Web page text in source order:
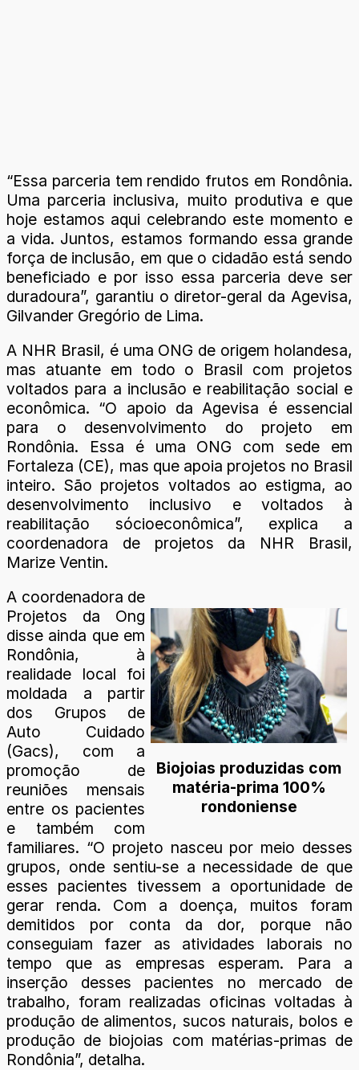
“Essa parceria tem rendido frutos em Rondônia.
Uma parceria inclusiva, muito produtiva e que
hoje estamos aqui celebrando este momento e
a vida. Juntos, estamos formando essa grande
força de inclusão, em que o cidadão está sendo
beneficiado e por isso essa parceria deve ser
duradoura”, garantiu o diretor-geral da Agevisa,
Gilvander Gregório de Lima.
A NHR Brasil, é uma ONG de origem holandesa,
mas atuante em todo o Brasil com projetos
voltados para a inclusão e reabilitação social e
econômica. “O apoio da Agevisa é essencial
para o desenvolvimento do projeto em
Rondônia. Essa é uma ONG com sede em
Fortaleza (CE), mas que apoia projetos no Brasil
inteiro. São projetos voltados ao estigma, ao
desenvolvimento inclusivo e voltados à
reabilitação sócioeconômica”, explica a
coordenadora de projetos da NHR Brasil,
Marize Ventin.
Biojoias produzidas com
matéria-prima 100%
rondoniense
A coordenadora de
Projetos da Ong
disse ainda que em
Rondônia, à
realidade local foi
moldada a partir
dos Grupos de
Auto Cuidado
(Gacs), com a
promoção de
reuniões mensais
entre os pacientes
e também com
familiares. “O projeto nasceu por meio desses
grupos, onde sentiu-se a necessidade de que
esses pacientes tivessem a oportunidade de
gerar renda. Com a doença, muitos foram
demitidos por conta da dor, porque não
conseguiam fazer as atividades laborais no
tempo que as empresas esperam. Para a
inserção desses pacientes no mercado de
trabalho, foram realizadas oficinas voltadas à
produção de alimentos, sucos naturais, bolos e
produção de biojoias com matérias-primas de
Rondônia”, detalha.